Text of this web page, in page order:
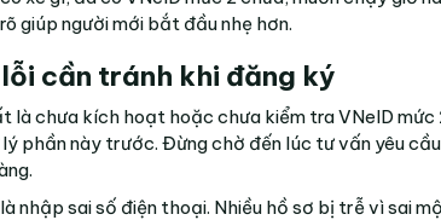
giúp người mới bắt đầu nhẹ hơn.
cần tránh khi đăng ký
là chưa kích hoạt hoặc chưa kiểm tra VNeID mức
lý phần này trước. Đừng chờ đến lúc tư vấn yêu
nhập sai số điện thoại. Nhiều hồ sơ bị trễ vì sai